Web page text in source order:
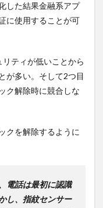
した結果金融系アプ
に使用することが可
ティが低いことから
が多い。そして2つ目
ク解除時に競合しな
クを解除するように
電話は最初に認識
し、指紋センサー